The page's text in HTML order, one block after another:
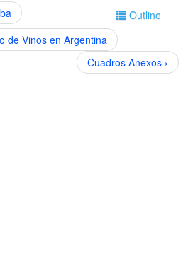
Outline
de Vinos en Argentina
Cuadros Anexos ›